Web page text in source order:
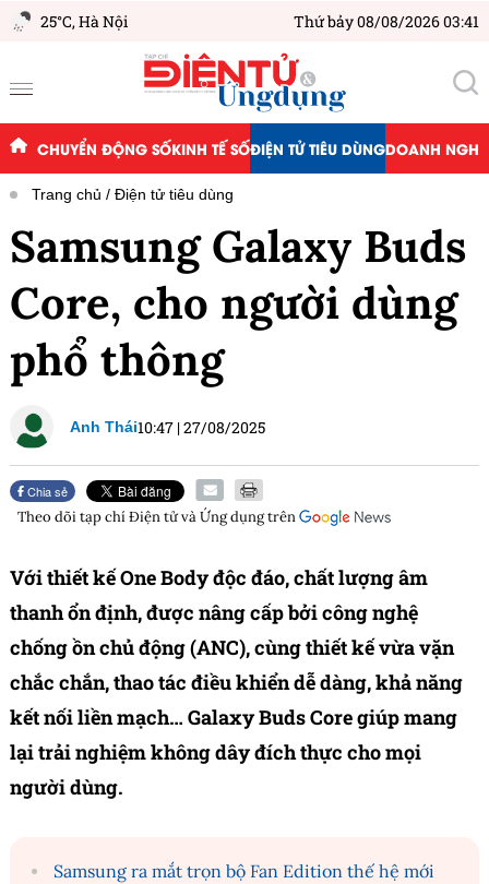
25°C,Hà Nội Thứ bảy 08/08/2026 03:41
CHUYỂN ĐỘNG SỐKINH TẾ SỐĐIỆN TỬ TIÊU DÙNGDOANH
Trang chủ Điện tử tiêu dùng
Samsung Galaxy Buds
Core, cho người dùng
phổ thông
Anh Thái10:47 |27/08/2025
Chia sẻ
Theo dõi tạp chíĐiện tử và Ứng dụngtrên
Với thiết kế One Body độc đáo, chất lượng âm
thanh ổn định, được nâng cấp bởi công nghệ
chống ồn chủ động (ANC), cùng thiết kế vừa vặn
chắc chắn, thao tác điều khiển dễ dàng, khả năng
kết nối liền mạch… Galaxy Buds Core giúp mang
lại trải nghiệm không dây đích thực cho mọi
người dùng.
Samsung ra mắt trọn bộ Fan Edition thế hệ mới